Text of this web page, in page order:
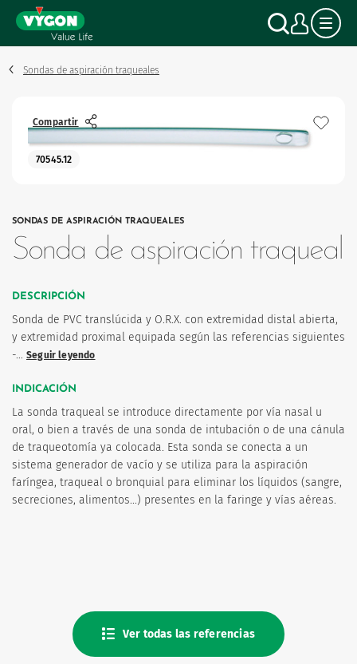
Panel de gestión de cookies
contenido
principal
Buscar
Mi
Sondas de aspiración traqueales
Compartir
70545.12
SONDAS DE ASPIRACIÓN TRAQUEALES
Sonda de aspiración traqueal
DESCRIPCIÓN
Sonda de PVC translúcida y O.R.X. con extremidad distal abierta,
y extremidad proximal equipada según las referencias siguientes
-… Seguir leyendo
INDICACIÓN
La sonda traqueal se introduce directamente por vía nasal u
oral, o bien a través de una sonda de intubación o de una cánula
de traqueotomía ya colocada. Esta sonda se conecta a un
sistema generador de vacío y se utiliza para la aspiración
faríngea, traqueal o bronquial para eliminar los líquidos (sangre,
secreciones, alimentos...) presentes en la faringe y vías aéreas.
Ver todas las referencias